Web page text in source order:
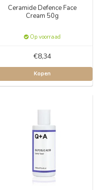
Ceramide Defence Face
Cream 50g
Op voorraad
€8,34
Kopen